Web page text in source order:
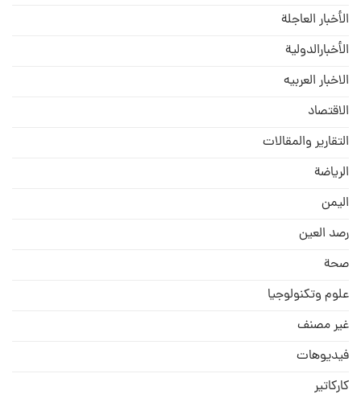
الأخبار العاجلة
الأخبارالدولية
الاخبار العربيه
الاقتصاد
التقارير والمقالات
الریاضة
الیمن
رصد العین
صحة
علوم وتكنولوجيا
غير مصنف
فيديوهات
كاركاتير